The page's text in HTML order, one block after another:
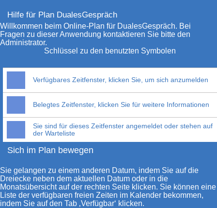
Hilfe für Plan DualesGespräch
Willkommen beim Online-Plan für DualesGespräch. Bei
Fragen zu dieser Anwendung kontaktieren Sie bitte den
Administrator.
Schlüssel zu den benutzten Symbolen
Verfügbares Zeitfenster, klicken Sie, um sich anzumelden
Belegtes Zeitfenster, klicken Sie für weitere Informationen
Sie sind für dieses Zeitfenster angemeldet oder stehen auf
der Warteliste
Sich im Plan bewegen
Sie gelangen zu einem anderen Datum, indem Sie auf die
Dreiecke neben dem aktuellen Datum oder in die
Monatsübersicht auf der rechten Seite klicken. Sie können eine
Liste der verfügbaren freien Zeiten im Kalender bekommen,
indem Sie auf den Tab ‚Verfügbar‘ klicken.